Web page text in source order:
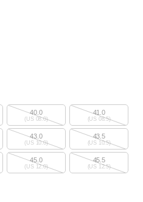
40.0
(US 08.0)
41.0
(US 08.5)
43.0
(US 10.0)
43.5
(US 10.5)
45.0
(US 12.0)
45.5
(US 12.5)